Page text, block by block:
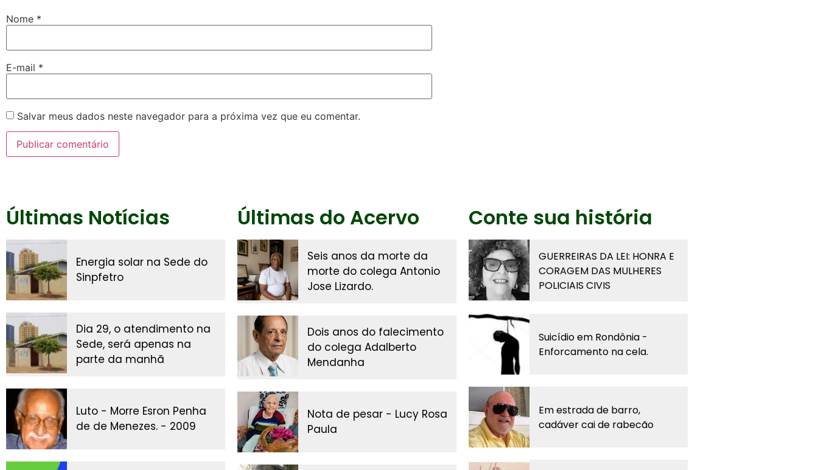
Nome *
E-mail *
Salvar meus dados neste navegador para a próxima vez que eu comentar.
Últimas Notícias
Energia solar na Sede do
Sinpfetro
Dia 29, o atendimento na
Sede, será apenas na
parte da manhã
Luto - Morre Esron Penha
de de Menezes. - 2009
Últimas do Acervo
Seis anos da morte da
morte do colega Antonio
Jose Lizardo.
Dois anos do falecimento
do colega Adalberto
Mendanha
Nota de pesar - Lucy Rosa
Paula
Conte sua história
GUERREIRAS DA LEI: HONRA E
CORAGEM DAS MULHERES
POLICIAIS CIVIS
Suicídio em Rondônia -
Enforcamento na cela.
Em estrada de barro,
cadáver cai de rabecão